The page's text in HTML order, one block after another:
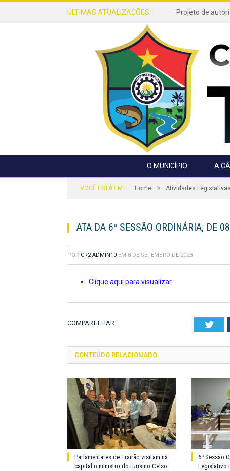
ÚLTIMAS ATUALIZAÇÕES:
O MUNICÍPIO A
VOCÊ ESTÁ EM: Home » Atividades Legislativas
ATA DA 6ª SESSÃO ORDINÁRIA, DE
POR CR2-ADMIN10 EM 8 DE SETEMBRO DE 2023
Clique aqui para visualizar
COMPARTILHAR:
CONTEÚDO RELACIONADO
Parlamentares de Trairão visitam na
capital o ministro do turismo Celso
6ª Sessão
Legislativo